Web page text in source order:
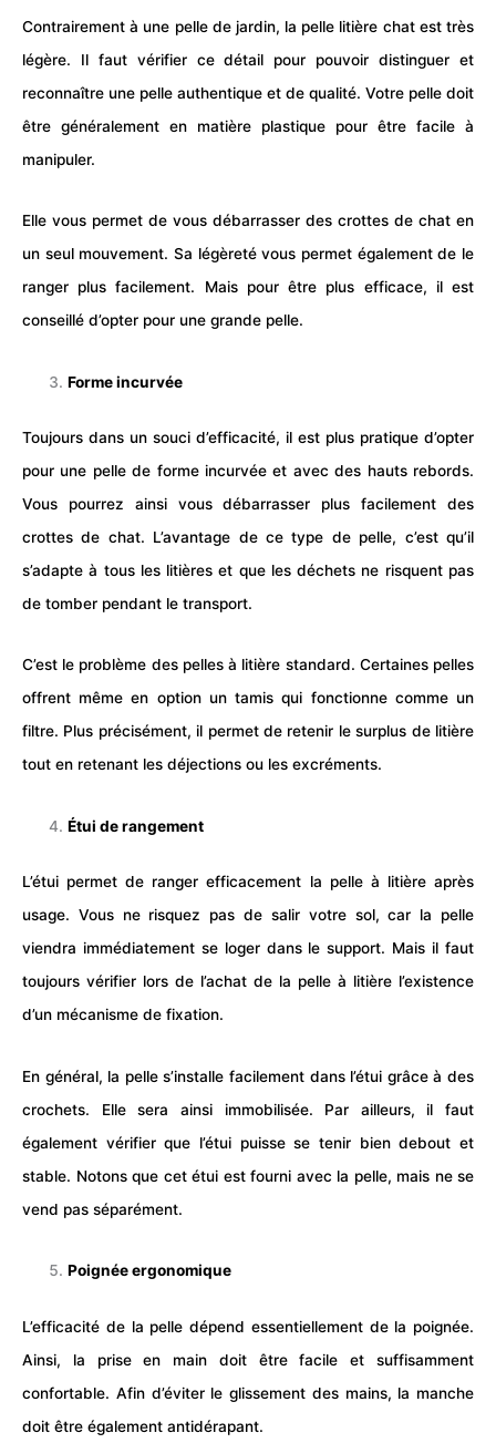
Contrairement à une pelle de jardin, la pelle litière chat est très
légère. Il faut vérifier ce détail pour pouvoir distinguer et
reconnaître une pelle authentique et de qualité. Votre pelle doit
être généralement en matière plastique pour être facile à
manipuler.
Elle vous permet de vous débarrasser des crottes de chat en
un seul mouvement. Sa légèreté vous permet également de le
ranger plus facilement. Mais pour être plus efficace, il est
conseillé d’opter pour une grande pelle.
Forme incurvée
Toujours dans un souci d’efficacité, il est plus pratique d’opter
pour une pelle de forme incurvée et avec des hauts rebords.
Vous pourrez ainsi vous débarrasser plus facilement des
crottes de chat. L’avantage de ce type de pelle, c’est qu’il
s’adapte à tous les litières et que les déchets ne risquent pas
de tomber pendant le transport.
C’est le problème des pelles à litière standard. Certaines pelles
offrent même en option un tamis qui fonctionne comme un
filtre. Plus précisément, il permet de retenir le surplus de litière
tout en retenant les déjections ou les excréments.
Étui de rangement
L’étui permet de ranger efficacement la pelle à litière après
usage. Vous ne risquez pas de salir votre sol, car la pelle
viendra immédiatement se loger dans le support. Mais il faut
toujours vérifier lors de l’achat de la pelle à litière l’existence
d’un mécanisme de fixation.
En général, la pelle s’installe facilement dans l’étui grâce à des
crochets. Elle sera ainsi immobilisée. Par ailleurs, il faut
également vérifier que l’étui puisse se tenir bien debout et
stable. Notons que cet étui est fourni avec la pelle, mais ne se
vend pas séparément.
Poignée ergonomique
L’efficacité de la pelle dépend essentiellement de la poignée.
Ainsi, la prise en main doit être facile et suffisamment
confortable. Afin d’éviter le glissement des mains, la manche
doit être également antidérapant.